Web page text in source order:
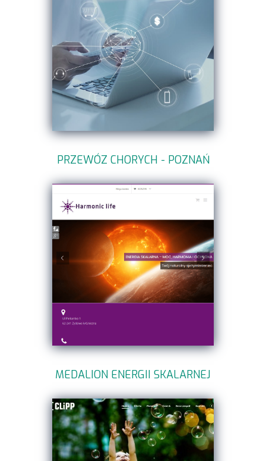
PRZEWÓZ CHORYCH - POZNAŃ
MEDALION ENERGII SKALARNEJ